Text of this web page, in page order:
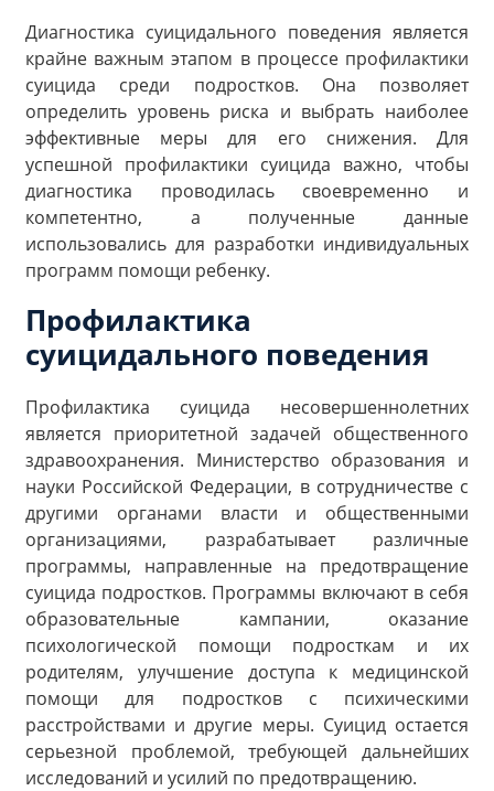
Диагностика суицидального поведения является
крайне важным этапом в процессе профилактики
суицида среди подростков. Она позволяет
определить уровень риска и выбрать наиболее
эффективные меры для его снижения. Для
успешной профилактики суицида важно, чтобы
диагностика проводилась своевременно и
компетентно, а полученные данные
использовались для разработки индивидуальных
программ помощи ребенку.
Профилактика
суицидального поведения
Профилактика суицида несовершеннолетних
является приоритетной задачей общественного
здравоохранения. Министерство образования и
науки Российской Федерации, в сотрудничестве с
другими органами власти и общественными
организациями, разрабатывает различные
программы, направленные на предотвращение
суицида подростков. Программы включают в себя
образовательные кампании, оказание
психологической помощи подросткам и их
родителям, улучшение доступа к медицинской
помощи для подростков с психическими
расстройствами и другие меры. Суицид остается
серьезной проблемой, требующей дальнейших
исследований и усилий по предотвращению.